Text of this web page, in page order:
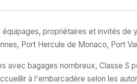
équipages, propriétaires et invités
Port Hercule de Monaco, Port
avec bagages nombreux, Classe S
à l'embarcadère selon les